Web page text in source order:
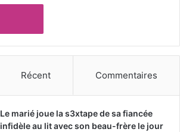
Récent Commentaires
Le marié joue la s3xtape de sa fiancée
infidèle au lit avec son beau-frère le jour